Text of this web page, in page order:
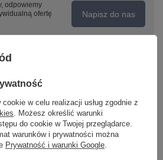
odpowiemy
ofertę
Napisz do nas
Twoja ocena:
w celu realizacji usług zgodnie z
. Możesz określić warunki
do cookie w Twojej przeglądarce.
warunków i prywatności można
Prywatność i warunki Google